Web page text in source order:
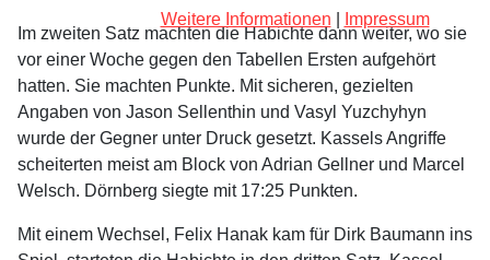
Im zweiten Satz machten die Habichte dann weiter, wo sie
vor einer Woche gegen den Tabellen Ersten aufgehört
hatten. Sie machten Punkte. Mit sicheren, gezielten
Angaben von Jason Sellenthin und Vasyl Yuzchyhyn
wurde der Gegner unter Druck gesetzt. Kassels Angriffe
scheiterten meist am Block von Adrian Gellner und Marcel
Welsch. Dörnberg siegte mit 17:25 Punkten.
Mit einem Wechsel, Felix Hanak kam für Dirk Baumann ins
Weitere Informationen Impressum